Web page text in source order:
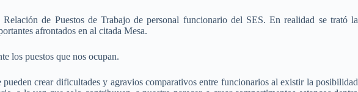
de Puestos de Trabajo de personal funcionario del SES. En realidad se trató la
afrontados en al citada Mesa.
los puestos que nos ocupan.
crear dificultades y agravios comparativos entre funcionarios al existir la posibilidad